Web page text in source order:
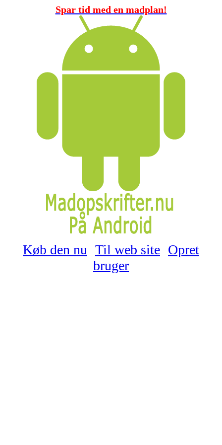
Spar tid med en madplan!
Køb den nu Til web site Opret
bruger